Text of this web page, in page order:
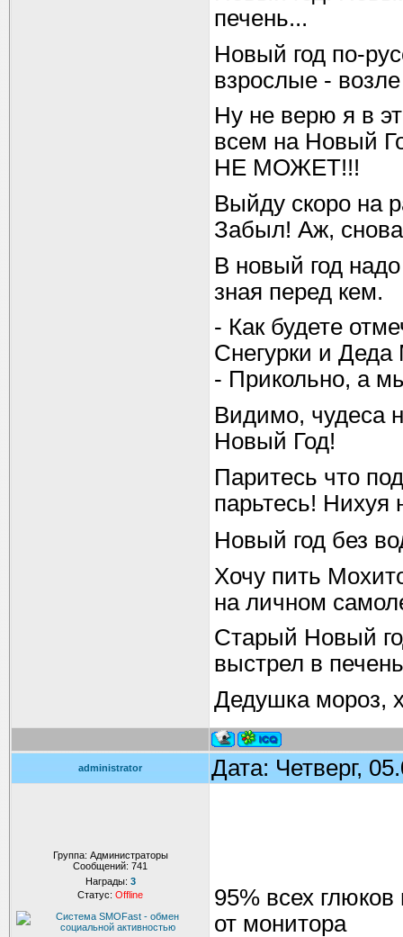
печень...
Новый год по-
взрослые -
Ну не верю я в
всем на Новый
НЕ МОЖЕТ!!!
Выйду скоро на
Забыл! Аж,
В новый год
зная перед кем.
- Как будете
Снегурки и Деда
- Прикольно, а
Видимо, чудеса
Новый Год!
Паритесь что
парьтесь! Нихуя
Новый год без
Хочу пить
на личном
Старый Новый
выстрел в
Дедушка мороз,
administrator Дата: Четверг,
Группа: Администраторы
Сообщений: 741
Награды: 3
Статус: Offline
95% всех
от монитора